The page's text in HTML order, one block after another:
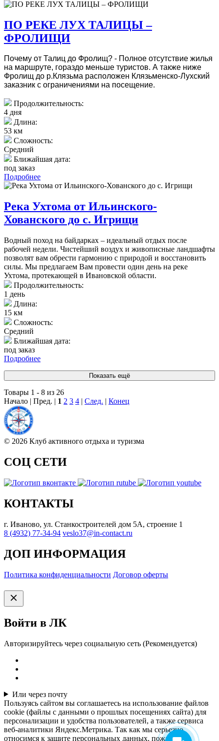
ПО РЕКЕ ЛУХ ТАЛИЦЫ –
ФРОЛИЩИ
Почему от Талиц до Фролищ? - Полное отсутствие жилья
на маршруте, гораздо меньше туристов. А также ниже
Фролищ до р.Клязьма расположен Клязьменско-Лухский
заказник с ограничениями на посещение.
Продолжительность:
4 дня
Длина:
53 км
Сложность:
Средний
Ближайшая дата:
под заказ
Подробнее
Река Ухтома от Ильинского-
Хованского до с. Игрищи
Водный поход на байдарках – идеальный отдых после
рабочей недели. Чистейший воздух и живописные ландшафты
позволят вам обрести гармонию с природой и восстановить
силы. Мы предлагаем Вам провести один день на реке
Ухтома, протекающей в Ивановской области.
Продолжительность:
1 день
Длина:
15 км
Сложность:
Средний
Ближайшая дата:
под заказ
Подробнее
Показать ещё
Товары 1 - 8 из 26
Начало | Пред. | 1 2 3 4 | След. | Конец
© 2026 Клуб активного отдыха и туризма
СОЦ СЕТИ
КОНТАКТЫ
г. Иваново, ул. Станкостроителей дом 5А, строение 1
8 (4932) 77-34-94 veslo37@in-contact.ru
ДОП ИНФОРМАЦИЯ
Политика конфиденциальности Договор оферты
Войти в ЛК
Авторизируйтесь через социальную сеть (Рекомендуется)
Или через почту
Пользуясь сайтом вы соглашаетесь на использование файлов
cookie (файлы с данными о прошлых посещениях сайта) для
персонализации и удобства пользователей, а также сервиса
веб-аналитики Яндекс.Метрика. Так как мы серьезно
относимся к защите персональных данных, пожалуйста